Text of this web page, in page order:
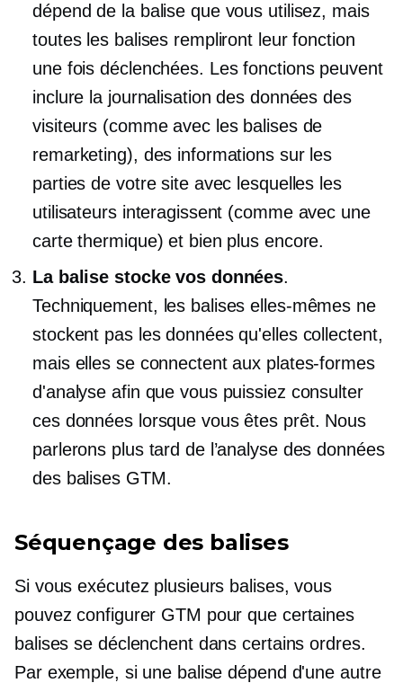
dépend de la balise que vous utilisez, mais
toutes les balises rempliront leur fonction
une fois déclenchées. Les fonctions peuvent
inclure la journalisation des données des
visiteurs (comme avec les balises de
remarketing), des informations sur les
parties de votre site avec lesquelles les
utilisateurs interagissent (comme avec une
carte thermique) et bien plus encore.
La balise stocke vos données.
Techniquement, les balises elles-mêmes ne
stockent pas les données qu'elles collectent,
mais elles se connectent aux plates-formes
d'analyse afin que vous puissiez consulter
ces données lorsque vous êtes prêt. Nous
parlerons plus tard de l’analyse des données
des balises GTM.
Séquençage des balises
Si vous exécutez plusieurs balises, vous
pouvez configurer GTM pour que certaines
balises se déclenchent dans certains ordres.
Par exemple, si une balise dépend d'une autre